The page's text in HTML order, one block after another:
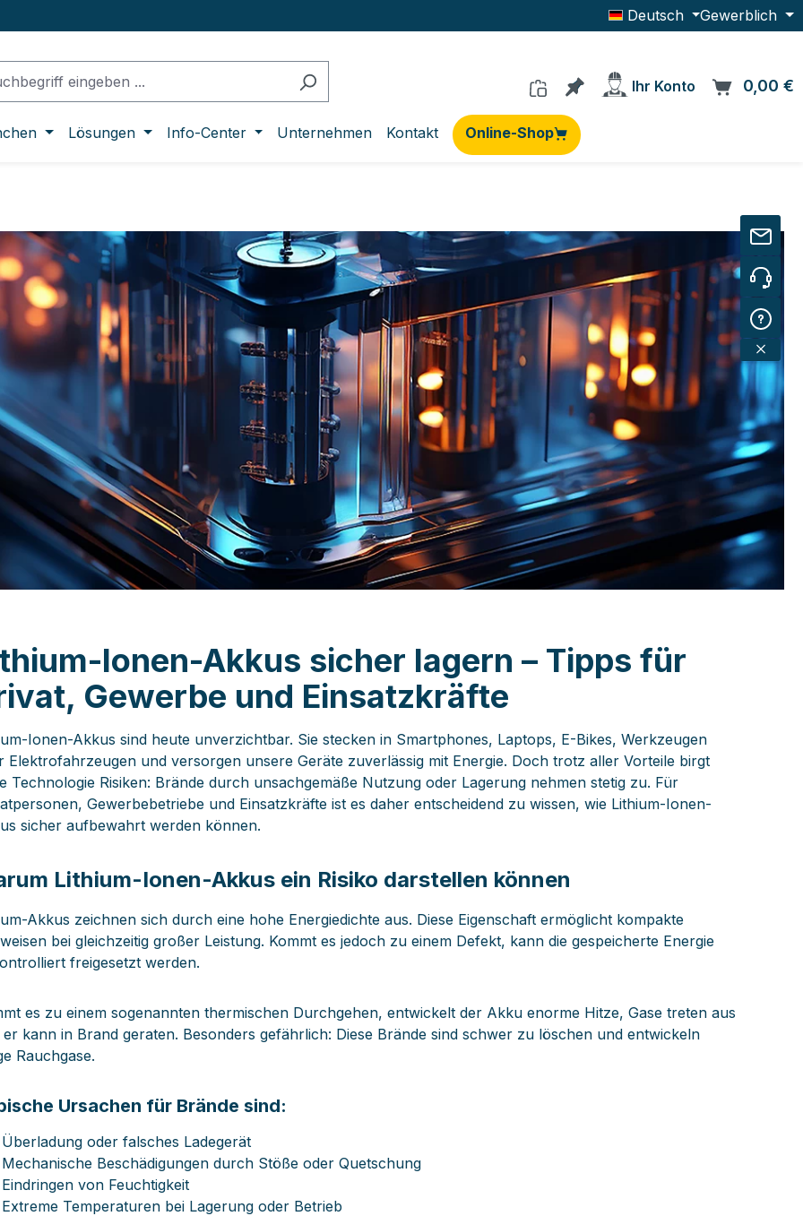
Deutsch Gewerblich
Du hast 0 Produkte auf dem
Ihr Konto 0,00 €
Lösungen Info-Center Unternehmen Kontakt Online-Shop
Ionen-Akkus sicher lagern – Tipps für
Gewerbe und Einsatzkräfte
Ionen-Akkus sind heute unverzichtbar. Sie stecken in Smartphones, Laptops, E-Bikes, Werkzeugen
Elektrofahrzeugen und versorgen unsere Geräte zuverlässig mit Energie. Doch trotz aller Vorteile birgt
Technologie Risiken: Brände durch unsachgemäße Nutzung oder Lagerung nehmen stetig zu. Für
Gewerbebetriebe und Einsatzkräfte ist es daher entscheidend zu wissen, wie Lithium-Ionen-
sicher aufbewahrt werden können.
Lithium-Ionen-Akkus ein Risiko darstellen können
Akkus zeichnen sich durch eine hohe Energiedichte aus. Diese Eigenschaft ermöglicht kompakte
bei gleichzeitig großer Leistung. Kommt es jedoch zu einem Defekt, kann die gespeicherte Energie
freigesetzt werden.
es zu einem sogenannten thermischen Durchgehen, entwickelt der Akku enorme Hitze, Gase treten aus
er kann in Brand geraten. Besonders gefährlich: Diese Brände sind schwer zu löschen und entwickeln
Rauchgase.
Ursachen für Brände sind:
Überladung oder falsches Ladegerät
Mechanische Beschädigungen durch Stöße oder Quetschung
Eindringen von Feuchtigkeit
Extreme Temperaturen bei Lagerung oder Betrieb